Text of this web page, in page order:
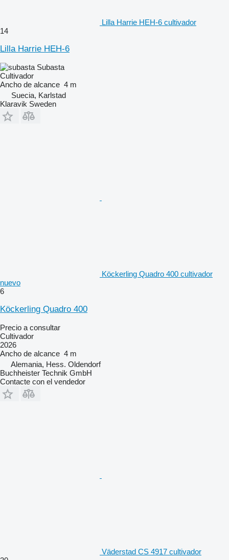
Lilla Harrie HEH-6 cultivador
14
Lilla Harrie HEH-6
Subasta
Cultivador
Ancho de alcance 4 m
Suecia, Karlstad
Klaravik Sweden
Köckerling Quadro 400 cultivador
nuevo
6
Köckerling Quadro 400
Precio a consultar
Cultivador
2026
Ancho de alcance 4 m
Alemania, Hess. Oldendorf
Buchheister Technik GmbH
Contacte con el vendedor
Väderstad CS 4917 cultivador